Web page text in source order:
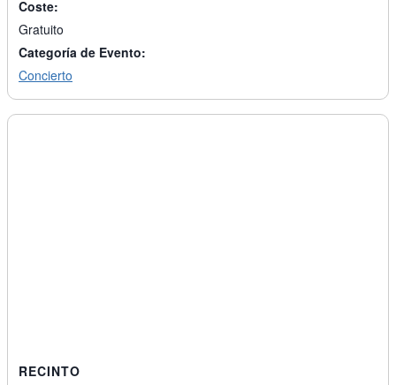
Coste:
Gratuito
Categoría de Evento:
Concierto
RECINTO